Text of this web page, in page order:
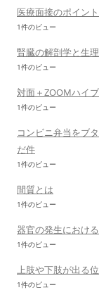
医療面接のポイン
1件のビュー
腎臓の解剖学と生
1件のビュー
対面＋ZOOMハイ
1件のビュー
コンビニ弁当をブ
だ件
1件のビュー
間質とは
1件のビュー
器官の発生におけ
1件のビュー
上肢や下肢が出る
1件のビュー